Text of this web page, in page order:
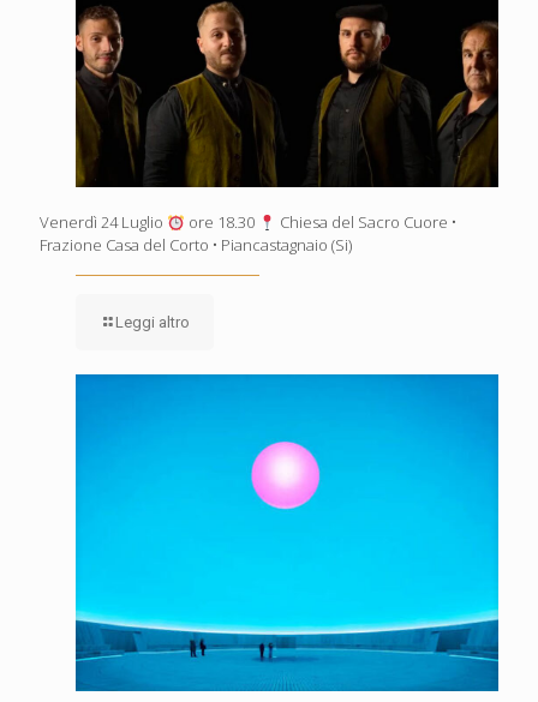
Venerdì 24 Luglio ore 18.30
Chiesa del Sacro Cuore •
Frazione Casa del Corto • Piancastagnaio (Si)
Leggi altro